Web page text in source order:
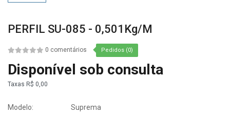
PERFIL SU-085 - 0,501Kg/m
0 comentários Pedidos (0)
Disponível sob consulta
Taxas R$ 0,00
Modelo:
Suprema